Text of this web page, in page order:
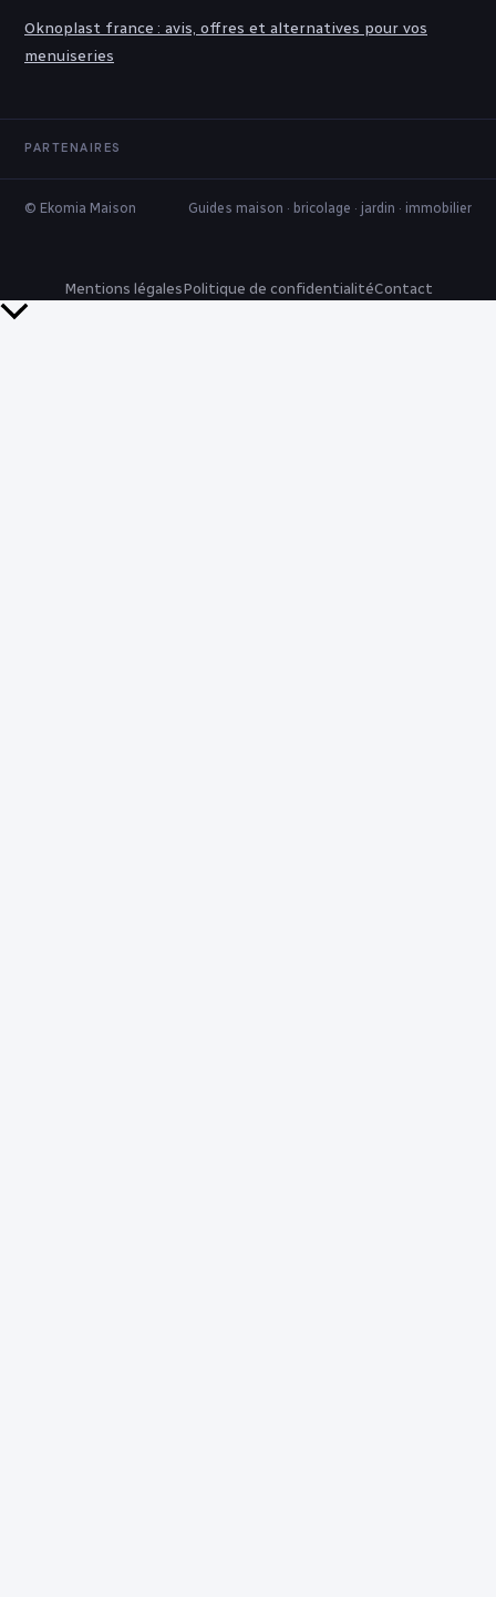
Oknoplast france : avis, offres et alternatives pour vos
menuiseries
PARTENAIRES
© Ekomia Maison Guides maison · bricolage · jardin · immobilier
Mentions légalesPolitique de confidentialitéContact